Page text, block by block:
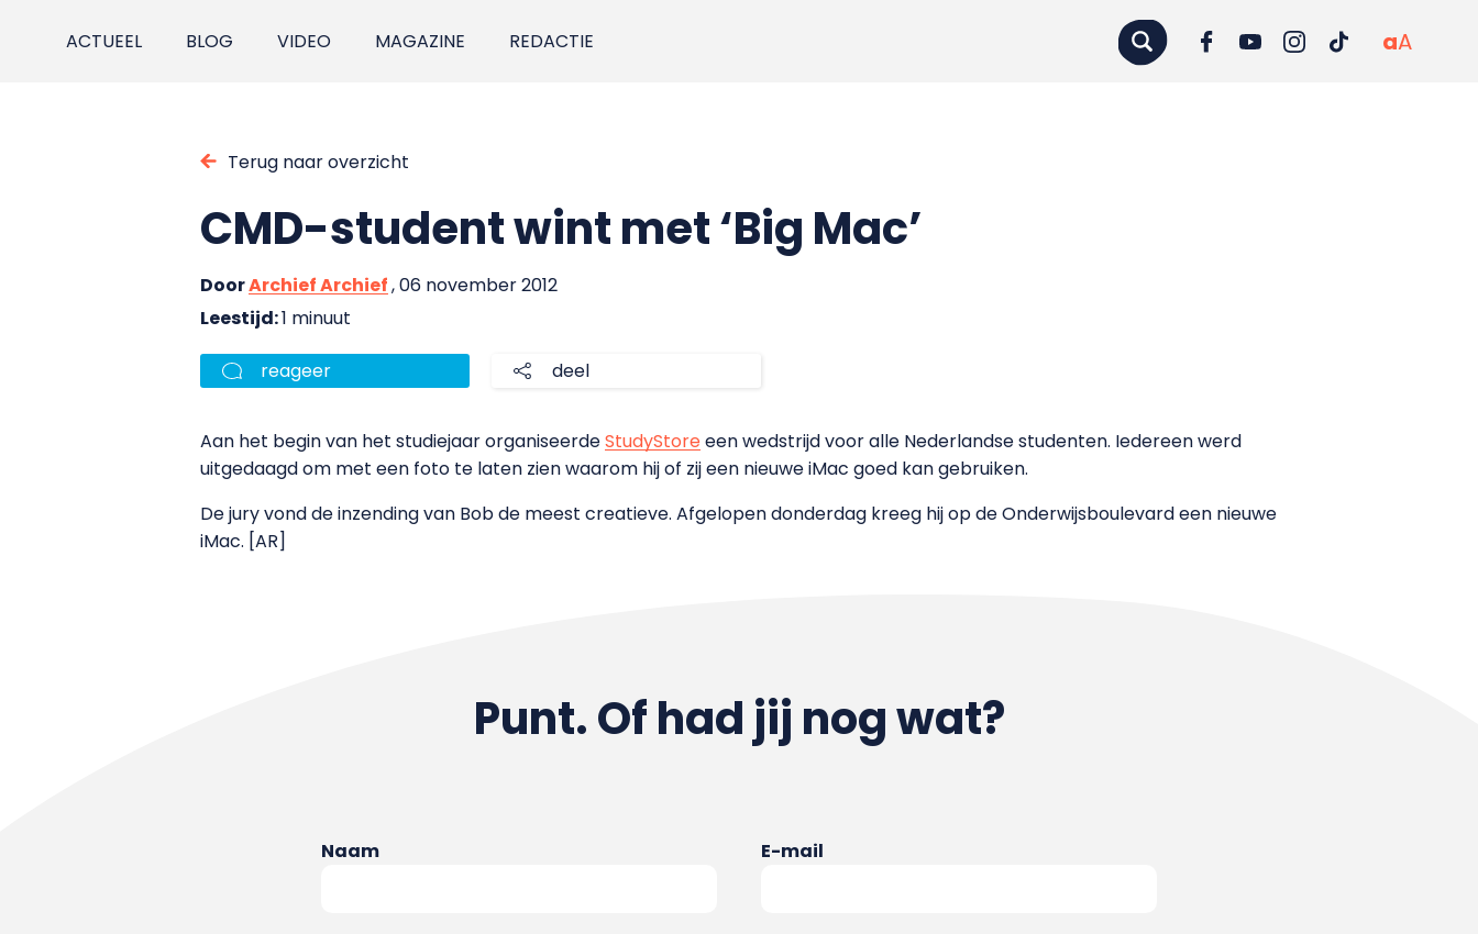
ACTUEEL BLOG VIDEO MAGAZINE REDACTIE aA
Terug naar overzicht
CMD-student wint met ‘Big Mac’
DoorArchief Archief, 06 november 2012
Leestijd:1 minuut
reageer deel
Aan het begin van het studiejaar organiseerdeStudyStoreeen wedstrijd voor alle Nederlandse studenten. Iedereen werd
uitgedaagd om met een foto te laten zien waarom hij of zij een nieuwe iMac goed kan gebruiken.
De jury vond de inzending van Bob de meest creatieve. Afgelopen donderdag kreeg hij op de Onderwijsboulevard een nieuwe
iMac. [AR]
Punt. Of had jij nog wat?
Naam E-mail